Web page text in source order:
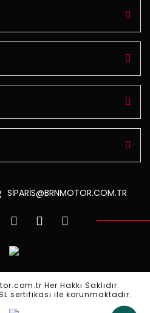
SİPARİS@BRNMOTOR.COM.TR
Her Hakkı Saklıdır.
sertifikası ile korunmaktadır.